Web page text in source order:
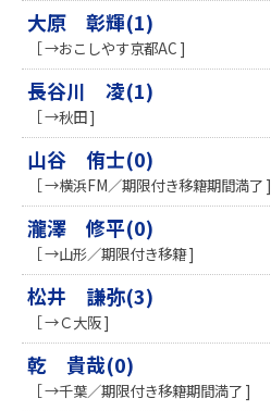
大原 彰輝(1)
［ →おこしやす京都AC ]
長谷川 凌(1)
［ →秋田 ]
山谷 侑士(0)
［ →横浜FM／期限付き移籍期間満了 ]
瀧澤 修平(0)
［ →山形／期限付き移籍 ]
松井 謙弥(3)
［ →Ｃ大阪 ]
乾 貴哉(0)
［ →千葉／期限付き移籍期間満了 ]